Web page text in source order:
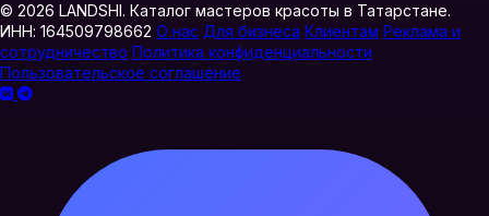
© 2026 LANDSHI. Каталог мастеров красоты в Татарстане.
ИНН: 164509798662 О нас Для бизнеса Клиентам Реклама и
сотрудничество Политика конфиденциальности
Пользовательское соглашение